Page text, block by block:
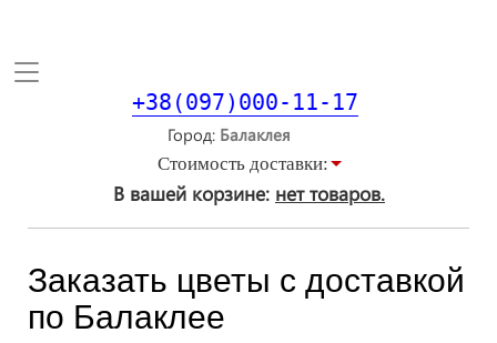
Toggle
+38(097)000-11-17
Город
Стоимость доставки:
В вашей корзине: нет товаров.
Заказать цветы с доставкой
по Балаклее